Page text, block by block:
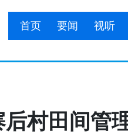
首页 要闻 视听
村田间管